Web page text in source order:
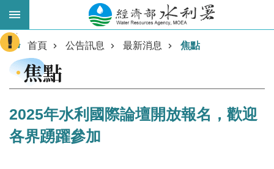
跳到主要內容區塊
進
階
搜
:::
首頁 公告訊息 最新消息 焦點
焦點
2025年水利國際論壇開放報名，歡迎
各界踴躍參加